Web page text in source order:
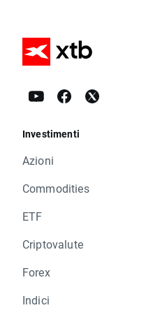
Investimenti
Azioni
Commodities
ETF
Criptovalute
Forex
Indici